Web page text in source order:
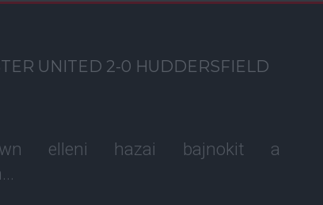
UNITED 2-0 HUDDERSFIELD
elleni hazai bajnokit a